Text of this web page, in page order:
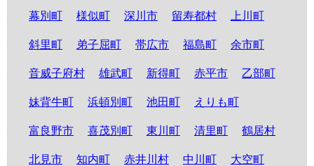
幕別町 様似町 深川市 留寿都村 上川町
斜里町 弟子屈町 帯広市 福島町 余市町
音威子府村 雄武町 新得町 赤平市 乙部町
妹背牛町 浜頓別町 池田町 えりも町
富良野市 喜茂別町 東川町 清里町 鶴居村
北見市 知内町 赤井川村 中川町 大空町